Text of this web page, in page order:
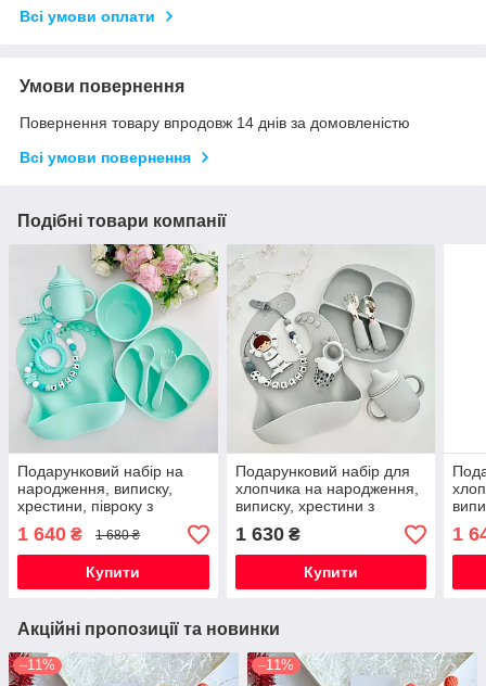
Всі умови оплати
Умови повернення
Повернення товару впродовж 14 днів за домовленістю
Всі умови повернення
Подібні товари компанії
Подарунковий набір на
народження, виписку,
хрестини, півроку з
іменним гризунком Зайчик
круглий (м'ята) для
хлопчика
1 640 ₴ 1 680 ₴
Купити
Подарунковий набір для
хлопчика на народження,
виписку, хрестини з
іменним гризунком
Космонавт (світло-сірий)
1 630₴
Купити
1
Акційні пропозиції та новинки
–11% –11%